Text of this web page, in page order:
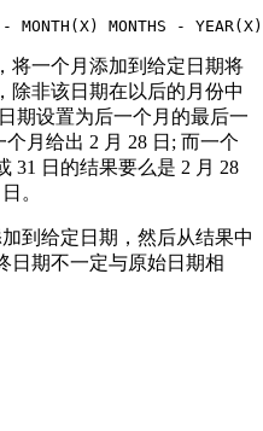
MONTH(X) MONTHS -
将一个月添加到给定日期将
除非该日期在以后的月份中
期设置为后一个月的最后一
月给出 2 月 28 日; 而一个
31 日的结果要么是 2 月 28
。
到给定日期，然后从结果中
日期不一定与原始日期相